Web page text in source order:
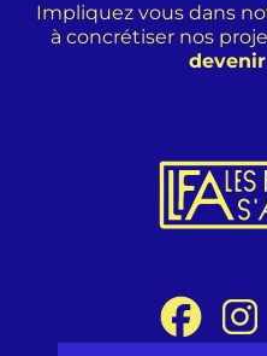
Impliquez vous dans
à concrétiser nos